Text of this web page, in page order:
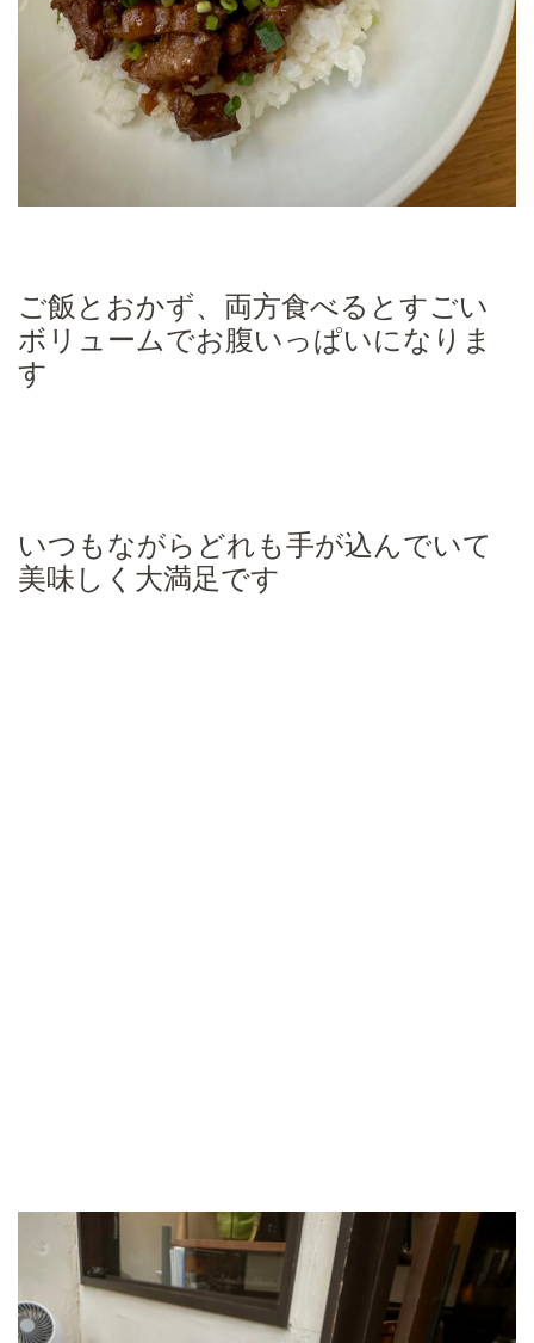
ご飯とおかず、両方食べるとすごい
ボリュームでお腹いっぱいになりま
す
いつもながらどれも手が込んでいて
美味しく大満足です